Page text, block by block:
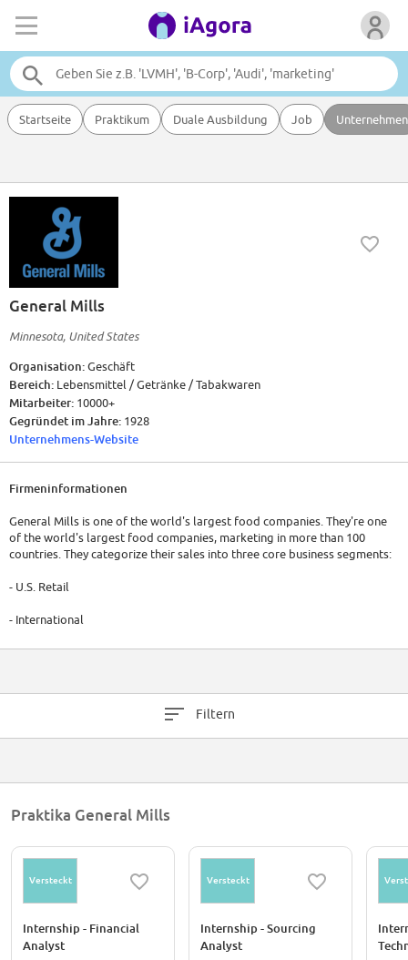
Startseite Praktikum Duale Ausbildung Job Unternehmen
General Mills
Minnesota, United States
Organisation:Geschäft
Bereich: Lebensmittel / Getränke / Tabakwaren
Mitarbeiter: 10000+
Gegründet im Jahre: 1928
Unternehmens-Website
Firmeninformationen
General Mills is one of the world's largest food companies. They're one
of the world's largest food companies, marketing in more than 100
countries. They categorize their sales into three core business segments:
- U.S. Retail
- International
- Convenience Stores & Foodservice
Filtern
Praktika General Mills
Versteckt
Internship - Financial
Analyst
Versteckt
Internship - Sourcing
Analyst